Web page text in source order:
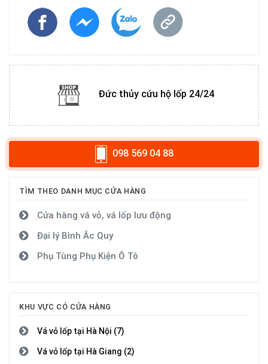
Đức thủy cứu hộ lốp 24/24
098 569 04 88
TÌM THEO DANH MỤC CỬA HÀNG
Cửa hàng vá vỏ, vá lốp lưu động
Đại lý Bình Ắc Quy
Phụ Tùng Phụ Kiện Ô Tô
KHU VỰC CÓ CỬA HÀNG
Vá vỏ lốp tại Hà Nội (7)
Vá vỏ lốp tại Hà Giang (2)